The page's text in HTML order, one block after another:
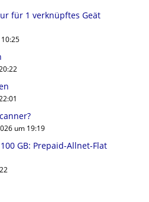
für 1 verknüpftes Geät
um 19:19
GB: Prepaid-Allnet-Flat